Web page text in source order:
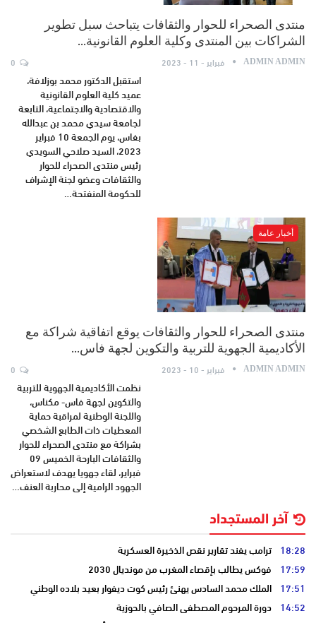
منتدى الصحراء للحوار والثقافات يتباحث سبل تطوير
الشراكات بين المنتدى وكلية العلوم القانونية…
ADMIN ADMIN فبراير - 11 - 2023
استقبل الدكتور محمد بوزلافة،
عميد كلية العلوم القانونية
والاقتصادية والاجتماعية، التابعة
لجامعة سيدي محمد بن عبدالله
بفاس، يوم الجمعة 10 فبراير
2023، السيد صلاحي السويدي
رئيس منتدى الصحراء للحوار
والثقافات وعضو لجنة الإشراف
للحكومة المنفتحة…
أخبار عامة
منتدى الصحراء للحوار والثقافات يوقع اتفاقية شراكة مع
الأكاديمية الجهوية للتربية والتكوين لجهة فاس…
ADMIN ADMIN فبراير - 10 - 2023
نظمت الأكاديمية الجهوية للتربية
والتكوين لجهة فاس- مكناس،
واللجنة الوطنية لمراقبة حماية
المعطيات ذات الطابع الشخصي
بشراكة مع منتدى الصحراء للحوار
والثقافات البارحة الخميس 09
فبراير، لقاء جهويا يهدف لاستعراض
الجهود الرامية إلى محاربة العنف…
آخر المستجداد
18:28 ترامب يفند تقارير نقص الذخيرة العسكرية
17:59 فوكس يطالب بإقصاء المغرب من مونديال 2030
17:51 الملك محمد السادس يهنئ رئيس كوت ديفوار بعيد بلاده الوطني
14:52 دورة المرحوم المصطفى الصافي بالحوزية